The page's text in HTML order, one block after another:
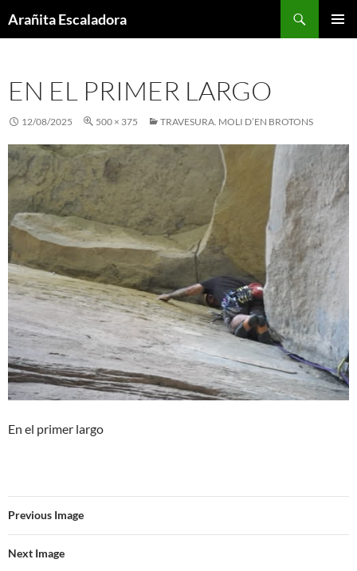
toArañita Escaladora
EN EL PRIMER LARGO
12/08/2025 500 × 375 TRAVESURA. MOLI D’EN BROTONS
En el primer largo
Previous Image
Next Image